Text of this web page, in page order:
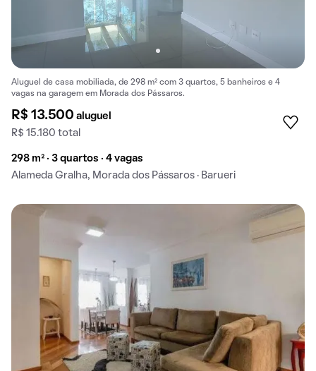
Aluguel de casa mobiliada, de 298 m² com 3 quartos, 5 banheiros e 4
vagas na garagem em Morada dos Pássaros.
R$ 13.500aluguel
R$ 15.180 total
298 m² · 3 quartos · 4 vagas
Alameda Gralha, Morada dos Pássaros · Barueri